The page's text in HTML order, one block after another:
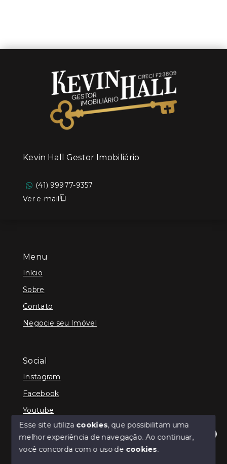
Olá! Estamos disponíveis para te ajudar.
Menu
Início
Sobre
Contato
Negocie seu Imóvel
Social
Instagram
Facebook
Youtube
© Copyright 2026 - Kevin Hall Gestor Imobiliário -
Kevin Hall Gestor Imobiliário
(41) 99977-9357
Ver e-mail
Esse site utiliza cookies, que possibilitam uma
melhor experiência de navegação.Ao continuar,
você concorda com o uso de cookies.